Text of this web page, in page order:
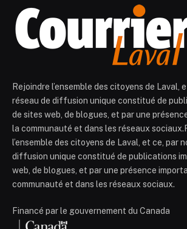
Rejoindre l’ensemble des citoyens de Laval,
réseau de diffusion unique constitué de
de sites web, de blogues, et par une
la communauté et dans les réseaux
l’ensemble des citoyens de Laval, et ce, par
diffusion unique constitué de publications
web, de blogues, et par une présence
communauté et dans les réseaux sociaux.
Financé par le gouvernement du Canada